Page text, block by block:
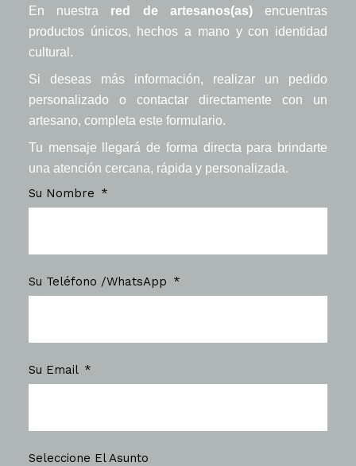
En nuestra red de artesanos(as)encuentras
productos únicos, hechos a mano y con identidad
cultural.
Si deseas más información, realizar un pedido
personalizado o contactar directamente con un
artesano, completa este formulario.
Tu mensaje llegará de forma directa para brindarte
una atención cercana, rápida y personalizada.
Su Nombre
Su Teléfono /WhatsApp
Su Email
Seleccione El Asunto